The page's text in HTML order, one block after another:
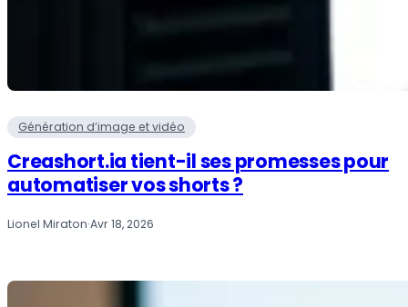
Génération d’image et vidéo
Creashort.ia tient-il ses promesses pour
automatiser vos shorts ?
Lionel Miraton·Avr 18, 2026